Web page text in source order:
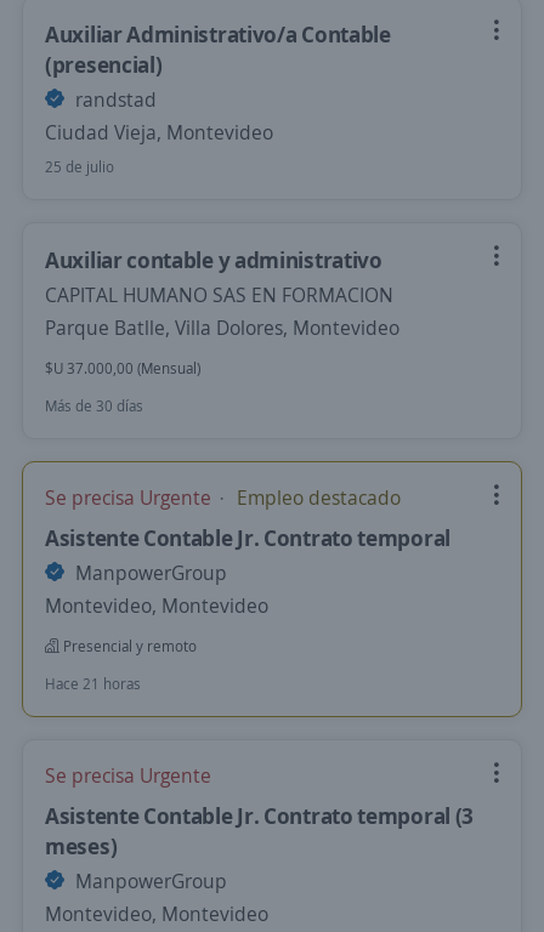
Auxiliar Administrativo/a Contable
(presencial)
randstad
Ciudad Vieja, Montevideo
25 de julio
Auxiliar contable y administrativo
CAPITAL HUMANO SAS EN FORMACION
Parque Batlle, Villa Dolores, Montevideo
$U 37.000,00 (Mensual)
Más de 30 días
Se precisa Urgente Empleo destacado
Asistente Contable Jr. Contrato temporal
ManpowerGroup
Montevideo, Montevideo
Presencial y remoto
Hace 21 horas
Se precisa Urgente
Asistente Contable Jr. Contrato temporal (3
meses)
ManpowerGroup
Montevideo, Montevideo